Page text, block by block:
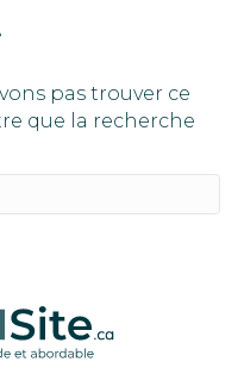
pas trouver ce
que la recherche